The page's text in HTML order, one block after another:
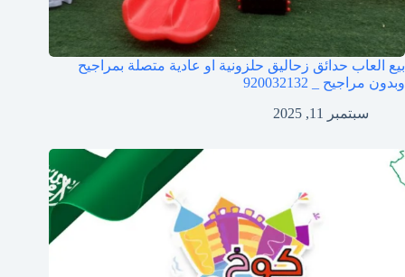
بيع العاب حدائق زحاليق حلزونية او عادية متصلة بمراجيح
وبدون مراجيح _ 920032132
سبتمبر 11, 2025